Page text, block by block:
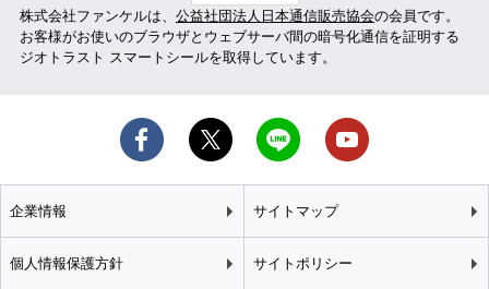
株式会社ファンケルは、 公益社団法人日本通信販売協会の会員です。
お客様がお使いのブラウザとウェブサーバ間の暗号化通信を証明する
ジオトラスト スマートシールを取得しています。
企業情報 サイトマップ
個人情報保護方針 サイトポリシー